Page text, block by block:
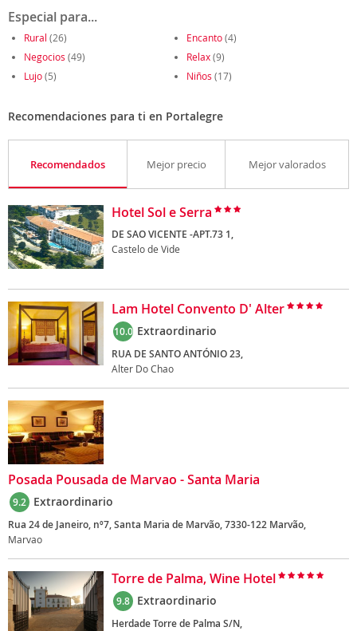
Especial para...
Rural (26) Encanto(4)
Negocios (49) Relax(9)
Lujo(5) Niños (17)
Recomendaciones para ti en Portalegre
Recomendados Mejor precio Mejor valorados
Hotel Sol e Serra
DE SAO VICENTE -APT.73 1,
Castelo de Vide
Lam Hotel Convento D' Alter
10.0 Extraordinario
RUA DE SANTO ANTÓNIO 23,
Alter Do Chao
Posada Pousada de Marvao - Santa Maria
9.2 Extraordinario
Rua 24 de Janeiro, nº7, Santa Maria de Marvão, 7330-122 Marvão,
Marvao
Torre de Palma, Wine Hotel
9.8 Extraordinario
Herdade Torre de Palma S/N,